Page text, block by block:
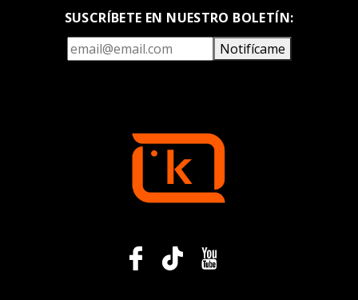
SUSCRÍBETE EN NUESTRO BOLETÍN:
Notifícame